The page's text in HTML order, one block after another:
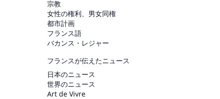
宗教
女性の権利、男女同権
都市計画
フランス語
バカンス・レジャー
フランスが伝えたニュース
日本のニュース
世界のニュース
Art de Vivre